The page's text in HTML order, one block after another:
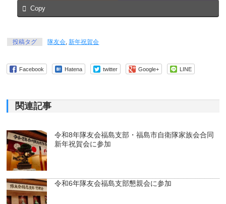
Copy
投稿タグ 隊友会,新年祝賀会
Facebook Hatena twitter Google+ LINE
関連記事
令和8年隊友会福島支部・福島市自衛隊家族会合同
新年祝賀会に参加
令和6年隊友会福島支部懇親会に参加